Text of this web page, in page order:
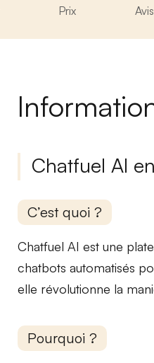
Prix Avis
Chatfuel AI
C’est quoi ?
Chatfuel AI est une
chatbots automatisés
elle révolutionne la
Pourquoi ?